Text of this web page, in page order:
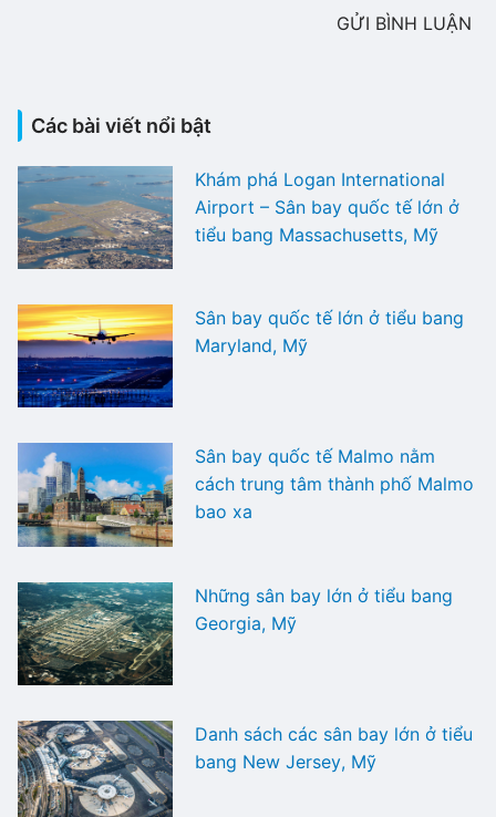
GỬI BÌNH LUẬN
Các bài viết nổi bật
Khám phá Logan International
Airport – Sân bay quốc tế lớn ở
tiểu bang Massachusetts, Mỹ
Sân bay quốc tế lớn ở tiểu bang
Maryland, Mỹ
Sân bay quốc tế Malmo nằm
cách trung tâm thành phố Malmo
bao xa
Những sân bay lớn ở tiểu bang
Georgia, Mỹ
Danh sách các sân bay lớn ở tiểu
bang New Jersey, Mỹ